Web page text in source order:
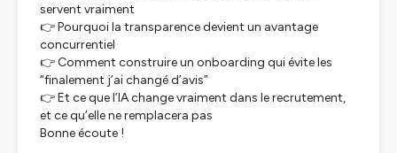
servent vraiment
👉 Pourquoi la transparence devient un avantage
concurrentiel
👉 Comment construire un onboarding qui évite les
“finalement j’ai changé d’avis”
👉 Et ce que l’IA change vraiment dans le recrutement,
et ce qu’elle ne remplacera pas
Bonne écoute !